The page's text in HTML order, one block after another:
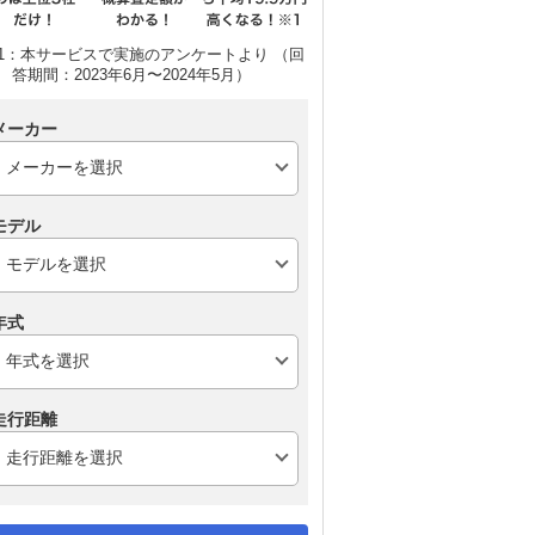
本サービスで実施のアンケートより （回
答期間：2023年6月〜2024年5月）
ーカー
デル
式
行距離